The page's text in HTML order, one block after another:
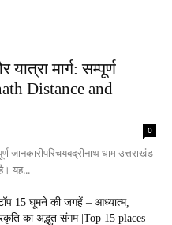
मार्ग: सम्पूर्ण
Distance and
0
जानकारीपरिचयबद्रीनाथ धाम उत्तराखंड
यह...
15 घूमने की जगहें – आध्यात्म,
का अद्भुत संगम |Top 15 places